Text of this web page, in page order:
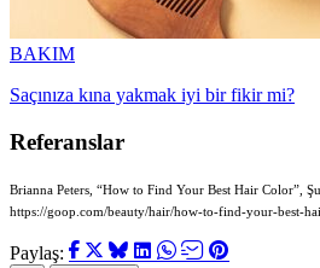
BAKIM
Saçınıza kına yakmak iyi bir fikir mi?
Referanslar
Brianna Peters, “How to Find Your Best Hair Color”,
https://goop.com/beauty/hair/how-to-find-your-best-
Paylaş: